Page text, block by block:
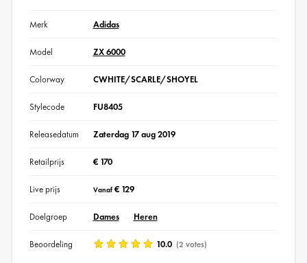
Merk Adidas
Model ZX 6000
Colorway CWHITE/SCARLE/SHOYEL
Stylecode FU8405
Releasedatum Zaterdag 17 aug 2019
Retailprijs € 170
Live prijs Vanaf€ 129
Doelgroep Dames Heren
Beoordeling 10.0 (2 votes)